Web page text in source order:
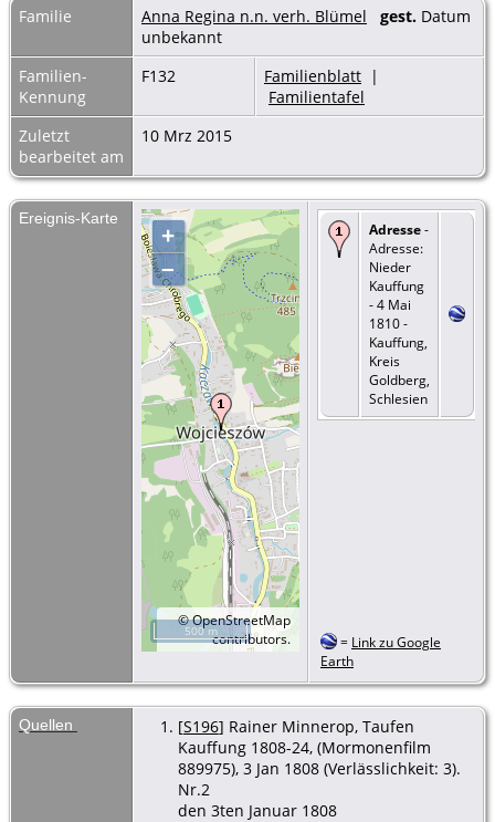
Familie Anna Regina n.n. verh. Blümel gest. Datum
unbekannt
Familien-
Kennung
F132 Familienblatt |
Familientafel
Zuletzt
bearbeitet am
10 Mrz 2015
Ereignis-Karte
+
–
©OpenStreetMap
contributors.
500 m
Adresse-
Adresse:
Nieder
Kauffung
- 4 Mai
1810 -
Kauffung,
Kreis
Goldberg,
Schlesien
= Link zu Google
Earth
Quellen [S196] Rainer Minnerop, Taufen
Kauffung 1808-24, (Mormonenfilm
889975), 3 Jan 1808 (Verlässlichkeit: 3).
Nr.2
den 3ten Januar 1808